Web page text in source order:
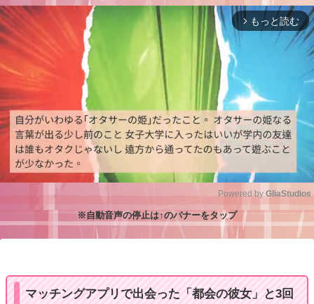
arrow_forward_ios もっと読む
M
Powered by GliaStudios
※自動音声の停止は↑のバナーをタップ
マッチングアプリで出会った「都会の彼女」と3回